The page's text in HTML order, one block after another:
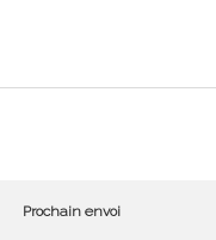
Prochain envoi